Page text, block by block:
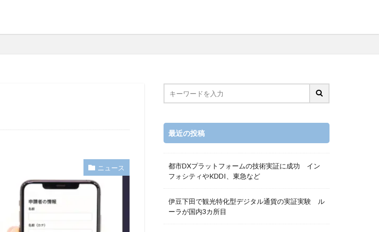
ニュース
最近の投稿
都市DXプラットフォームの技術実証に成功 イン
フォシティやKDDI、東急など
伊豆下田で観光特化型デジタル通貨の実証実験 ル
ーラが国内3カ所目